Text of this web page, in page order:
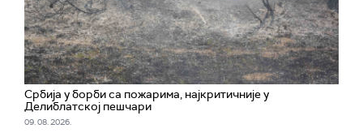
Србија у борби са пожарима, најкритичније у
Делиблатској пешчари
09. 08. 2026.